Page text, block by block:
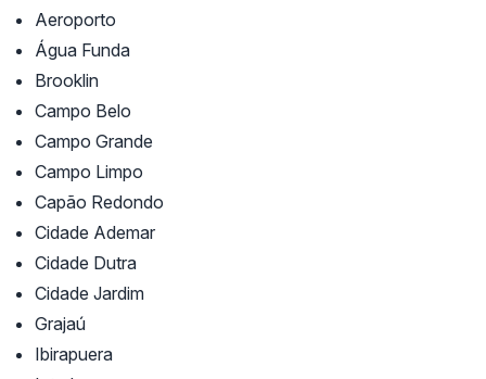
Aeroporto
Água Funda
Brooklin
Campo Belo
Campo Grande
Campo Limpo
Capão Redondo
Cidade Ademar
Cidade Dutra
Cidade Jardim
Grajaú
Ibirapuera